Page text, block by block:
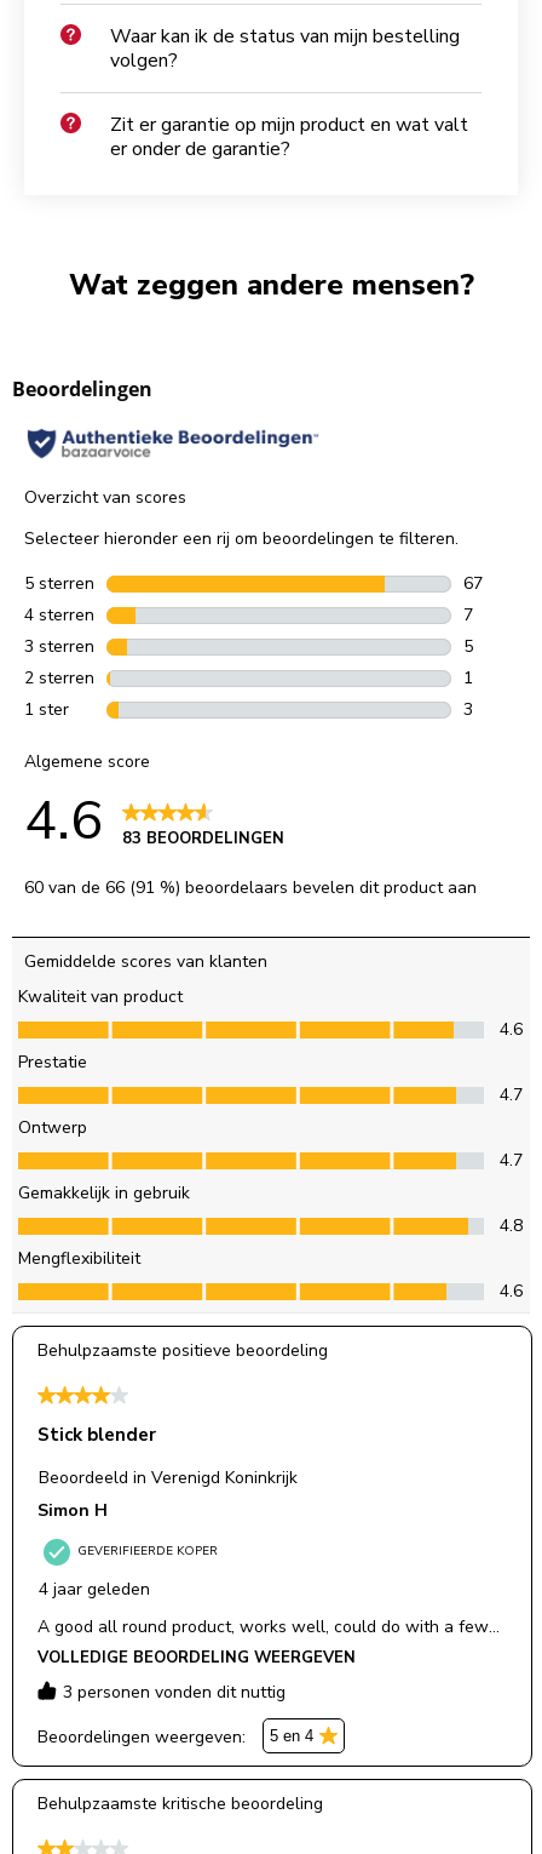
Waar kan ik de status van mijn bestelling
volgen?
Zit er garantie op mijn product en wat valt
er onder de garantie?
Wat zeggen andere mensen?